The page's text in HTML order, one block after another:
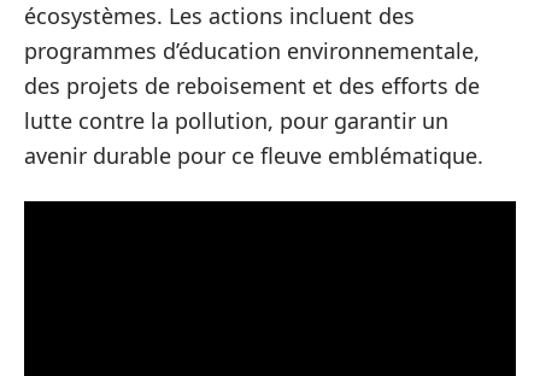
écosystèmes. Les actions incluent des
programmes d’éducation environnementale,
des projets de reboisement et des efforts de
lutte contre la pollution, pour garantir un
avenir durable pour ce fleuve emblématique.